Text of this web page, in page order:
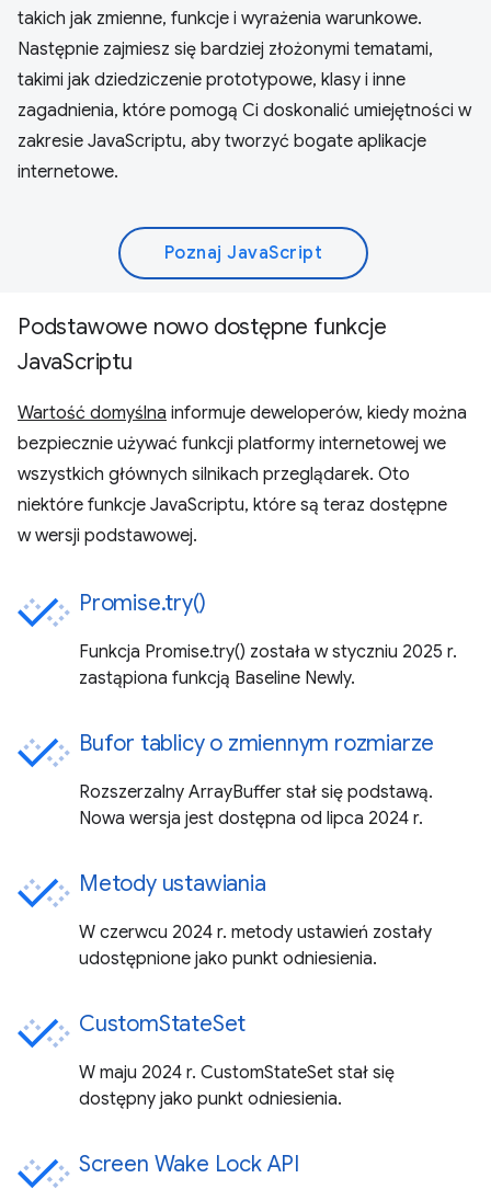
takich jak zmienne, funkcje i wyrażenia warunkowe.
Następnie zajmiesz się bardziej złożonymi tematami,
takimi jak dziedziczenie prototypowe, klasy i inne
zagadnienia, które pomogą Ci doskonalić umiejętności w
zakresie JavaScriptu, aby tworzyć bogate aplikacje
internetowe.
Poznaj JavaScript
Podstawowe nowo dostępne funkcje
JavaScriptu
Wartość domyślna informuje deweloperów, kiedy można
bezpiecznie używać funkcji platformy internetowej we
wszystkich głównych silnikach przeglądarek. Oto
niektóre funkcje JavaScriptu, które są teraz dostępne
w wersji podstawowej.
Promise.try()
Funkcja Promise.try() została w styczniu 2025 r.
zastąpiona funkcją Baseline Newly.
Bufor tablicy o zmiennym rozmiarze
Rozszerzalny ArrayBuffer stał się podstawą.
Nowa wersja jest dostępna od lipca 2024 r.
Metody ustawiania
W czerwcu 2024 r. metody ustawień zostały
udostępnione jako punkt odniesienia.
CustomStateSet
W maju 2024 r. CustomStateSet stał się
dostępny jako punkt odniesienia.
Screen Wake Lock API